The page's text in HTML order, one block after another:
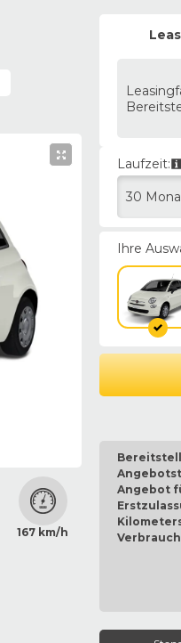
167 km/h
Laufzeit:
30
Ihre
Angebot